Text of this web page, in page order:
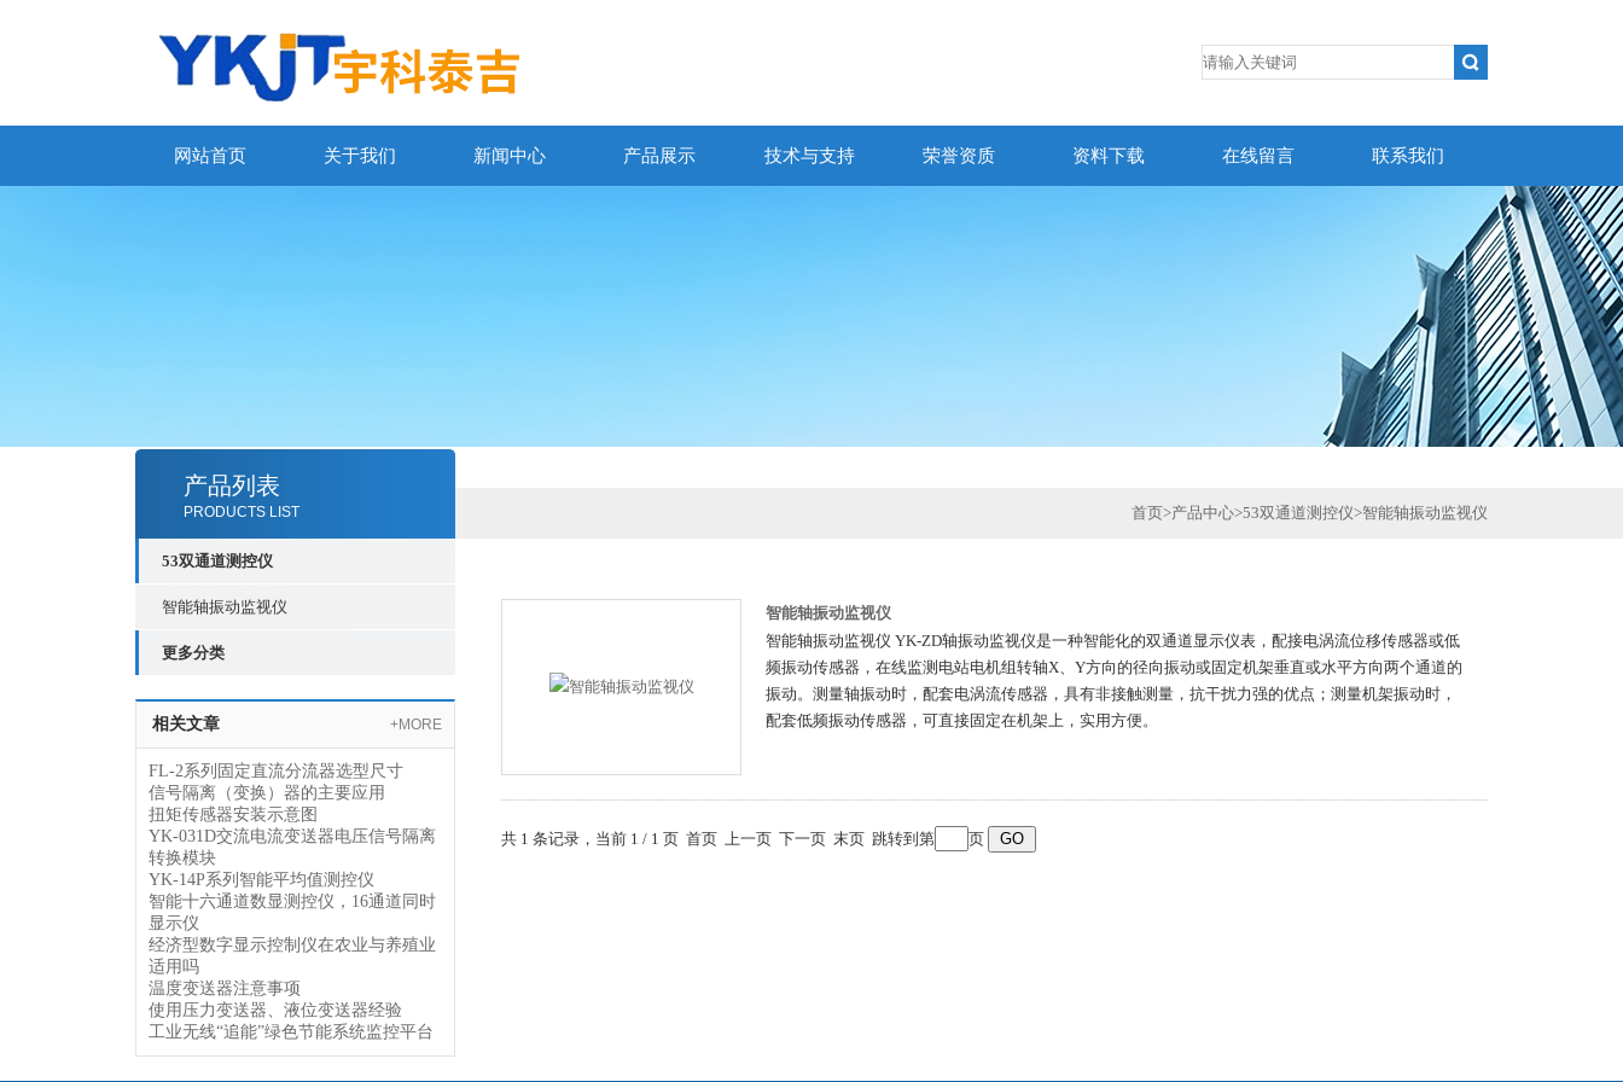
网站首页 关于我们 新闻中心 产品展示 技术与支持 荣誉资质 资料下载 在线留言 联系我们
产品列表
PRODUCTS LIST
53双通道测控仪
智能轴振动监视仪
更多分类
相关文章 +MORE
FL-2系列固定直流分流器选型尺寸
信号隔离（变换）器的主要应用
扭矩传感器安装示意图
YK-031D交流电流变送器电压信号隔离
转换模块
YK-14P系列智能平均值测控仪
智能十六通道数显测控仪，16通道同时
显示仪
经济型数字显示控制仪在农业与养殖业
适用吗
温度变送器注意事项
使用压力变送器、液位变送器经验
工业无线“追能”绿色节能系统监控平台
首页>产品中心>53双通道测控仪>智能轴振动监视仪
智能轴振动监视仪
智能轴振动监视仪 YK-ZD轴振动监视仪是一种智能化的双通道显示仪表，配接电涡流位移传感器或低
频振动传感器，在线监测电站电机组转轴X、Y方向的径向振动或固定机架垂直或水平方向两个通道的
振动。测量轴振动时，配套电涡流传感器，具有非接触测量，抗干扰力强的优点；测量机架振动时，
配套低频振动传感器，可直接固定在机架上，实用方便。
共 1 条记录，当前 1 / 1 页 首页 上一页 下一页 末页 跳转到第 页